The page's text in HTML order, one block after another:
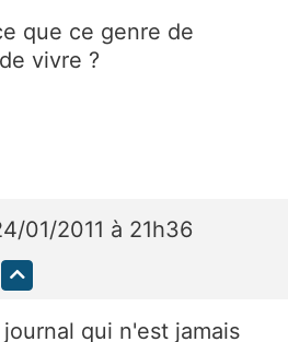
que ce genre de
vivre ?
01/2011 à 21h36
qui n'est jamais